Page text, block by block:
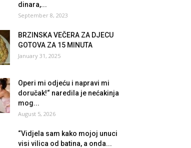
dinara,...
September 8, 2023
BRZINSKA VEČERA ZA DJECU
GOTOVA ZA 15 MINUTA
January 31, 2025
Operi mi odjeću i napravi mi
doručak!“ naredila je nećakinja
mog...
August 5, 2026
“Vidjela sam kako mojoj unuci
visi vilica od batina, a onda...